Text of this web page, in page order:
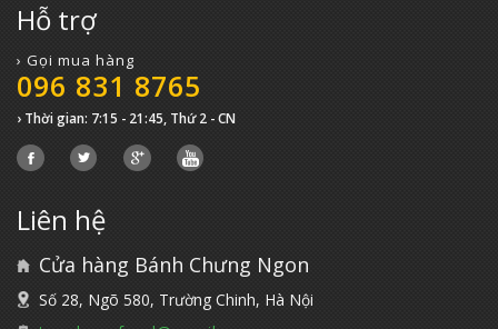
Hỗ trợ
› Gọi mua hàng
096 831 8765
› Thời gian: 7:15 - 21:45, Thứ 2 - CN
Liên hệ
Cửa hàng Bánh Chưng Ngon
Số 28, Ngõ 580, Trường Chinh, Hà Nội